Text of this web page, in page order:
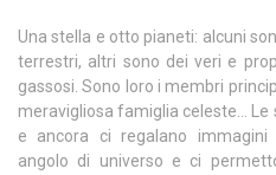
Una stella e otto pianeti: alcuni
terrestri, altri sono dei veri e
gassosi. Sono loro i membri
meravigliosa famiglia celeste… Le
e ancora ci regalano
angolo di universo e ci